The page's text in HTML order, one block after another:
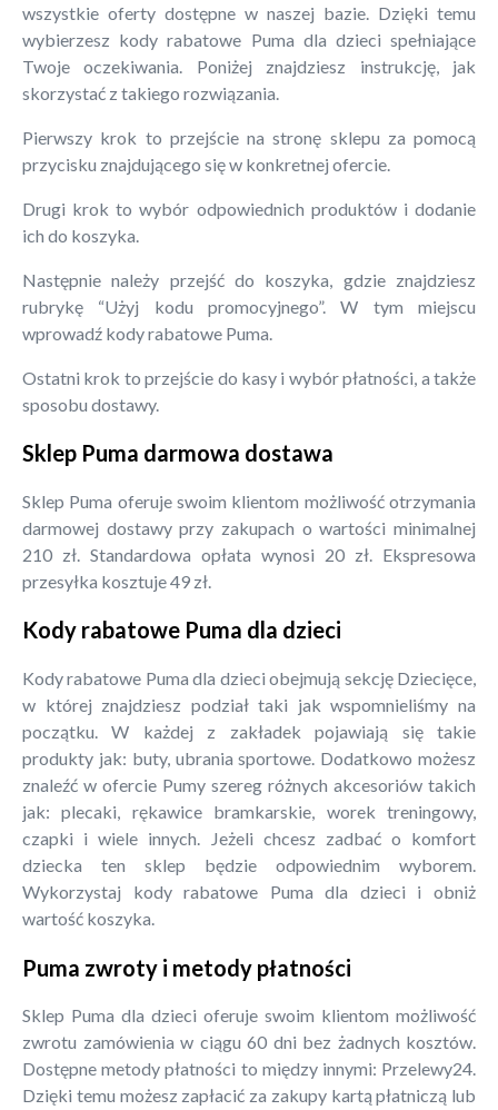
wszystkie oferty dostępne w naszej bazie. Dzięki temu
wybierzesz kody rabatowe Puma dla dzieci spełniające
Twoje oczekiwania. Poniżej znajdziesz instrukcję, jak
skorzystać z takiego rozwiązania.
Pierwszy krok to przejście na stronę sklepu za pomocą
przycisku znajdującego się w konkretnej ofercie.
Drugi krok to wybór odpowiednich produktów i dodanie
ich do koszyka.
Następnie należy przejść do koszyka, gdzie znajdziesz
rubrykę “Użyj kodu promocyjnego”. W tym miejscu
wprowadź kody rabatowe Puma.
Ostatni krok to przejście do kasy i wybór płatności, a także
sposobu dostawy.
Sklep Puma darmowa dostawa
Sklep Puma oferuje swoim klientom możliwość otrzymania
darmowej dostawy przy zakupach o wartości minimalnej
210 zł. Standardowa opłata wynosi 20 zł. Ekspresowa
przesyłka kosztuje 49 zł.
Kody rabatowe Puma dla dzieci
Kody rabatowe Puma dla dzieci obejmują sekcję Dziecięce,
w której znajdziesz podział taki jak wspomnieliśmy na
początku. W każdej z zakładek pojawiają się takie
produkty jak: buty, ubrania sportowe. Dodatkowo możesz
znaleźć w ofercie Pumy szereg różnych akcesoriów takich
jak: plecaki, rękawice bramkarskie, worek treningowy,
czapki i wiele innych. Jeżeli chcesz zadbać o komfort
dziecka ten sklep będzie odpowiednim wyborem.
Wykorzystaj kody rabatowe Puma dla dzieci i obniż
wartość koszyka.
Puma zwroty i metody płatności
Sklep Puma dla dzieci oferuje swoim klientom możliwość
zwrotu zamówienia w ciągu 60 dni bez żadnych kosztów.
Dostępne metody płatności to między innymi: Przelewy24.
Dzięki temu możesz zapłacić za zakupy kartą płatniczą lub